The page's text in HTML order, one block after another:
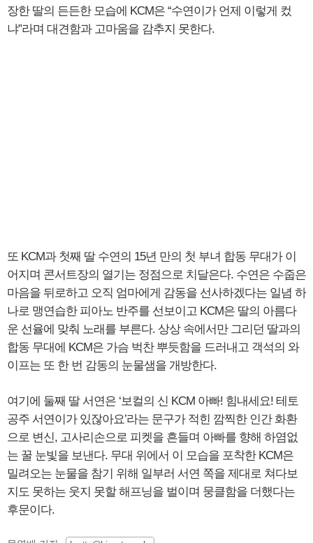
장한 딸의 든든한 모습에 KCM은 “수연이가 언제 이렇게 컸
냐”라며 대견함과 고마움을 감추지 못한다.
또 KCM과 첫째 딸 수연의 15년 만의 첫 부녀 합동 무대가 이
어지며 콘서트장의 열기는 정점으로 치달은다. 수연은 수줍은
마음을 뒤로하고 오직 엄마에게 감동을 선사하겠다는 일념 하
나로 맹연습한 피아노 반주를 선보이고 KCM은 딸의 아름다
운 선율에 맞춰 노래를 부른다. 상상 속에서만 그리던 딸과의
합동 무대에 KCM은 가슴 벅찬 뿌듯함을 드러내고 객석의 와
이프는 또 한 번 감동의 눈물샘을 개방한다.
여기에 둘째 딸 서연은 ‘보컬의 신 KCM 아빠! 힘내세요! 테토
공주 서연이가 있잖아요’라는 문구가 적힌 깜찍한 인간 화환
으로 변신, 고사리손으로 피켓을 흔들며 아빠를 향해 하염없
는 꿀 눈빛을 보낸다. 무대 위에서 이 모습을 포착한 KCM은
밀려오는 눈물을 참기 위해 일부러 서연 쪽을 제대로 쳐다보
지도 못하는 웃지 못할 해프닝을 벌이며 뭉클함을 더했다는
후문이다.